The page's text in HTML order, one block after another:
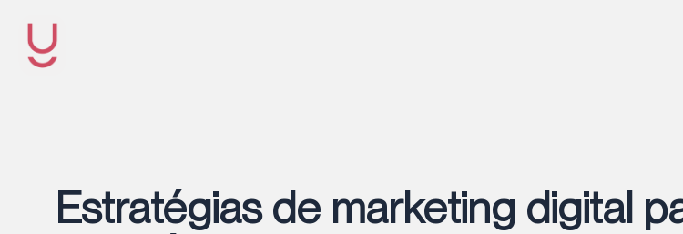
contenido
Estratégias de marketing digital